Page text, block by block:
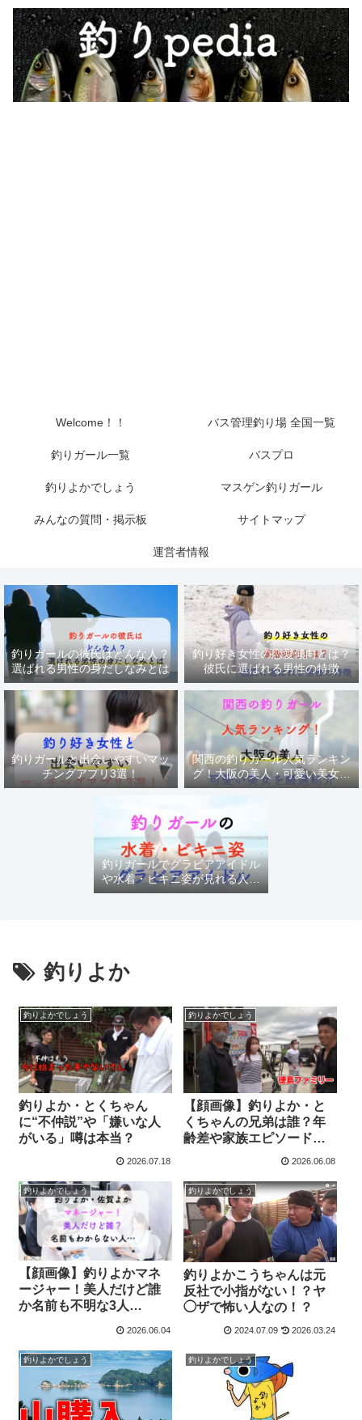
Welcome！！ バス管理釣り場 全国一覧
釣りガール一覧 バスプロ
釣りよかでしょう マスゲン釣りガール
みんなの質問・掲示板 サイトマップ
運営者情報
釣りガールの彼氏はどんな人？
選ばれる男性の身だしなみとは
釣り好き女性の恋愛傾向とは？
彼氏に選ばれる男性の特徴
釣りガールと出会いやすいマッ
チングアプリ3選！
関西の釣りガール人気ランキン
グ！大阪の美人・可愛い美女を
厳選紹介
釣りガールでグラビアアイドル
や水着・ビキニ姿が見れる人気
チャンネル
釣りよか
釣りよかでしょう
釣りよか・とくちゃん
に“不仲説”や「嫌いな人
がいる」噂は本当？
2026.07.18
釣りよかでしょう
【顔画像】釣りよか・と
くちゃんの兄弟は誰？年
齢差や家族エピソードを
2026.06.08
釣りよかでしょう
【顔画像】釣りよかマネ
ージャー！美人だけど誰
か名前も不明な3人…
2026.06.04
釣りよかでしょう
釣りよかこうちゃんは元
反社で小指がない！？ヤ
◯ザで怖い人なの！？
2024.07.09 2026.03.24
釣りよかでしょう 釣りよかでしょう